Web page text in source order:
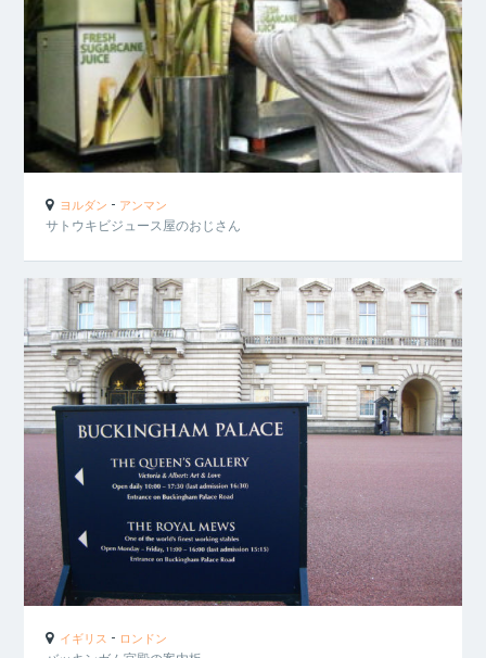
ヨルダン - アンマン
サトウキビジュース屋のおじさん
イギリス - ロンドン